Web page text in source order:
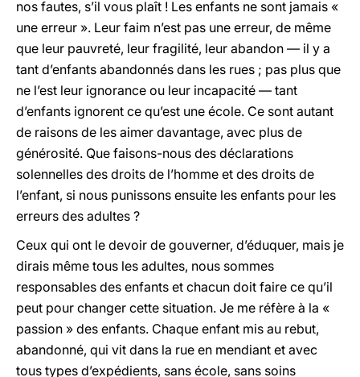
nos fautes, s’il vous plaît ! Les enfants ne sont jamais «
une erreur ». Leur faim n’est pas une erreur, de même
que leur pauvreté, leur fragilité, leur abandon — il y a
tant d’enfants abandonnés dans les rues ; pas plus que
ne l’est leur ignorance ou leur incapacité — tant
d’enfants ignorent ce qu’est une école. Ce sont autant
de raisons de les aimer davantage, avec plus de
générosité. Que faisons-nous des déclarations
solennelles des droits de l’homme et des droits de
l’enfant, si nous punissons ensuite les enfants pour les
erreurs des adultes ?
Ceux qui ont le devoir de gouverner, d’éduquer, mais je
dirais même tous les adultes, nous sommes
responsables des enfants et chacun doit faire ce qu’il
peut pour changer cette situation. Je me réfère à la «
passion » des enfants. Chaque enfant mis au rebut,
abandonné, qui vit dans la rue en mendiant et avec
tous types d’expédients, sans école, sans soins